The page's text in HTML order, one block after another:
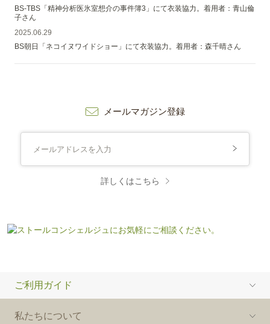
BS-TBS「精神分析医氷室想介の事件簿3」にて衣装協力。着用者：青山倫
子さん
2025.06.29
BS朝日「ネコイヌワイドショー」にて衣装協力。着用者：森千晴さん
メールマガジン登録
詳しくはこちら
ご利用ガイド
私たちについて